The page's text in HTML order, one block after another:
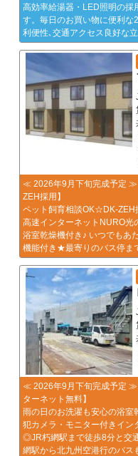
高効率給湯器・LED照明の採
す。毎日のお買い物に便利な
利便性､交通アクセス良好な立
≪ 2026年9月下旬完成予定
ZEH採用】
ペット飼育相談OK☆DK-ZEH
高速インターネットNURO
浴室乾燥機付き♪ いつでもあ
機能付き★最寄りのバス停ま
≪ 2026年9月下旬完成予定
ターネット無料】
雨の日のお洗濯も安心の浴室
犯カメラ・モニター付きイン
◎JR朽網駅まで徒歩8分と交
網駅から北九州空港行のバス